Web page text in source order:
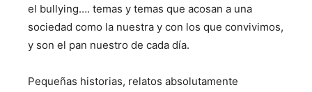
el bullying…. temas y temas que acosan a una
sociedad como la nuestra y con los que convivimos,
y son el pan nuestro de cada día.
Pequeñas historias, relatos absolutamente